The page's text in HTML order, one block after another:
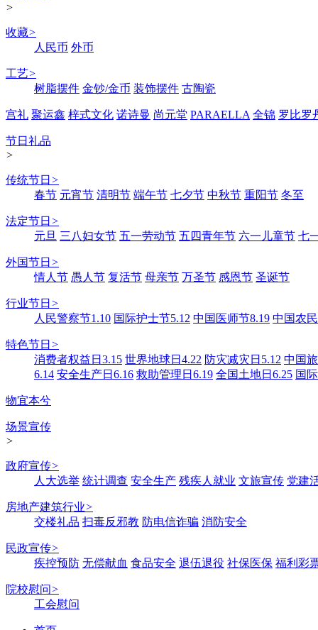
>
收藏>
人民币 外币
工艺>
树脂摆件 金钞/金币 装饰摆件 古陶瓷
宫礼 聚运鑫 梓式文化 诺诗曼 尚元堂 PARAELLA 全锦 罗比罗
节日礼品
>
传统节日 >
春节 元宵节 清明节 端午节 七夕节 中秋节 重阳节 冬至
法定节日 >
元旦 三八妇女节 五一劳动节 五四青年节 六一儿童节 七
外国节日 >
情人节 愚人节 复活节 母亲节 万圣节 感恩节 圣诞节
行业节日 >
人民警察节1.10 国际护士节5.12 中国医师节8.19 中国农
特色节日 >
消费者权益日3.15 世界地球日4.22 防灾减灾日5.12 中国
6.14 安全生产日6.16 救助管理日6.19 全国土地日6.25 国
物宜本兮
场景宣传
>
政府宣传>
人大选举 统计调查 安全生产 残疾人就业 文旅宣传 党建
房地产建筑行业>
交楼礼品 扫毒反邪教 防电信诈骗 消防安全
民政宣传>
疾控预防 无偿献血 食品安全 退伍退役 社保医保 福利彩
院校慰问>
工会慰问